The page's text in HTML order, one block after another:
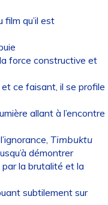
film qu’il est
force constructive et
ce faisant, il se profile
allant à l’encontre
Timbuktu
démontrer
par la brutalité et la
subtilement sur